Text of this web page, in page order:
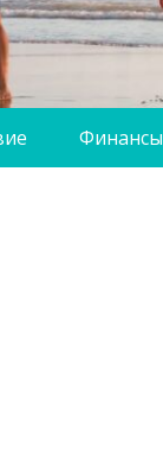
Финансы